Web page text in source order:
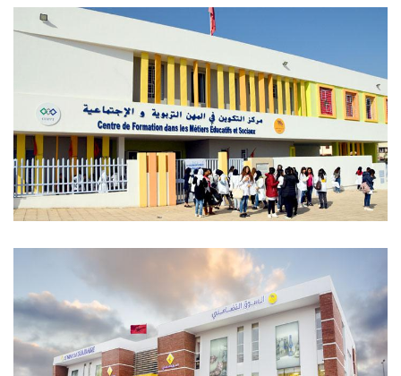
Centro Formativo de Automoción Bir
Rami – Kénitra
Centro de Formación en el Sector
Educativo y Social Yaacoub Al Mansour –
Rabat